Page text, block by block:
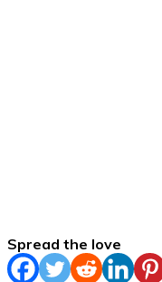
Spread the love